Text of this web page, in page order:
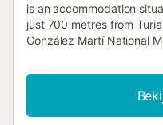
is an accommodation
just 700 metres from
González Martí National